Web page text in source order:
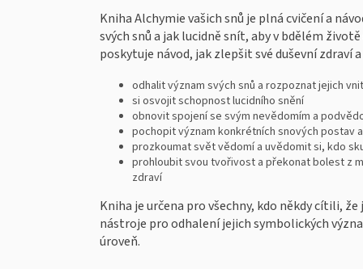
Kniha Alchymie vašich snů je plná cvičení a
svých snů a jak lucidně snít, aby v bdělém
poskytuje návod, jak zlepšit své duševní
odhalit význam svých snů a rozpoznat jejich
si osvojit schopnost lucidního snění
obnovit spojení se svým nevědomím a
pochopit význam konkrétních snových postav
prozkoumat svět vědomí a uvědomit si, kdo
prohloubit svou tvořivost a překonat bolest z
zdraví
Kniha je určena pro všechny, kdo někdy cítili,
nástroje pro odhalení jejich symbolických
úroveň.